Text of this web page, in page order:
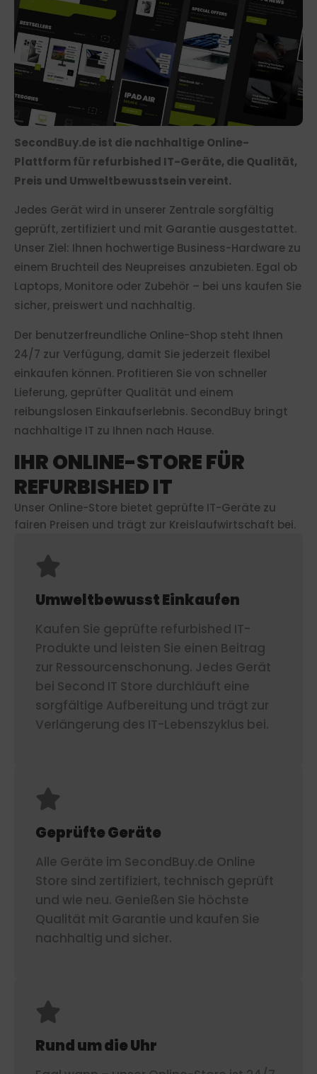
IHR ONLINE-STORE FÜR
REFURBISHED IT
Unser Online-Store bietet geprüfte IT-Geräte zu
fairen Preisen und trägt zur Kreislaufwirtschaft bei.
Umweltbewusst Einkaufen
Kaufen Sie geprüfte refurbished IT-
Produkte und leisten Sie einen Beitrag
zur Ressourcenschonung. Jedes Gerät
bei Second IT Store durchläuft eine
sorgfältige Aufbereitung und trägt zur
Verlängerung des IT-Lebenszyklus bei.
Geprüfte Geräte
Alle Geräte im SecondBuy.de Online
Store sind zertifiziert, technisch geprüft
und wie neu. Genießen Sie höchste
Qualität mit Garantie und kaufen Sie
nachhaltig und sicher.
Rund um die Uhr
SecondBuy.de ist die nachhaltige Online-
Plattform für refurbished IT-Geräte, die Qualität,
Preis und Umweltbewusstsein vereint.
Jedes Gerät wird in unserer Zentrale sorgfältig
geprüft, zertifiziert und mit Garantie ausgestattet.
Unser Ziel: Ihnen hochwertige Business-Hardware zu
einem Bruchteil des Neupreises anzubieten. Egal ob
Laptops, Monitore oder Zubehör – bei uns kaufen Sie
sicher, preiswert und nachhaltig.
Der benutzerfreundliche Online-Shop steht Ihnen
24/7 zur Verfügung, damit Sie jederzeit flexibel
einkaufen können. Profitieren Sie von schneller
Lieferung, geprüfter Qualität und einem
reibungslosen Einkaufserlebnis. SecondBuy bringt
nachhaltige IT zu Ihnen nach Hause.